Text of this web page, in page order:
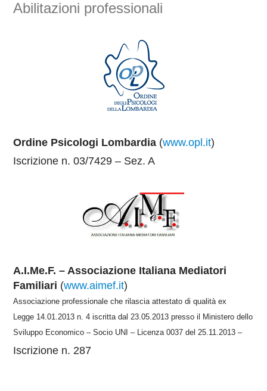
Abilitazioni professionali
Ordine Psicologi Lombardia (www.opl.it)
Iscrizione n. 03/7429 – Sez. A
A.I.Me.F. – Associazione Italiana Mediatori
Familiari (www.aimef.it)
Associazione professionale che rilascia attestato di qualità ex
Legge 14.01.2013 n. 4 iscritta dal 23.05.2013 presso il Ministero dello
Sviluppo Economico – Socio UNI – Licenza 0037 del 25.11.2013 –
Iscrizione n. 287